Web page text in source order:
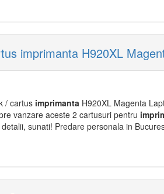
imprimanta H920XL
/ cartus imprimanta H920XL Magenta
vanzare aceste 2 cartusuri pentru
sunati! Predare personala in